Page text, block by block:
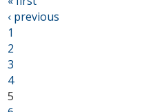
‹ previous
1
2
3
4
5